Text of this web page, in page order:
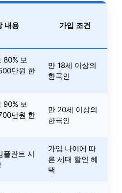
내용 가입 조건
80% 보
만원 한
만 18세 이상의
한국인
90% 보
만원 한
만 20세 이상의
한국인
플란트 시
가입 나이에 따
른 세대 할인 혜
택